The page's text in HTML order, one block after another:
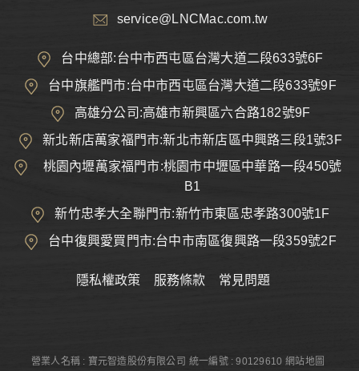
service@LNCMac.com.tw
台中總部:台中市西屯區台灣大道二段633號6F
台中旗艦門市:台中市西屯區台灣大道二段633號9F
高雄分公司:高雄市新興區六合路182號9F
新北新店萬家福門市:新北市新店區中興路三段1號3F
桃園內壢萬家福門市:桃園市中壢區中華路一段450號
B1
新竹忠孝大全聯門市:新竹市東區忠孝路300號1F
台中復興愛買門市:台中市南區復興路一段359號2F
隱私權政策 服務條款 常見問題
營業人名稱 : 寶元智造股份有限公司 統一編號 : 90129610 網站地圖